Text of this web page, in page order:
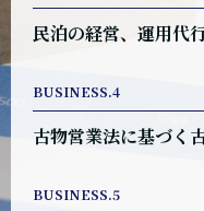
民泊の経営、運用代
BUSINESS.4
古物営業法に基づく
BUSINESS.5